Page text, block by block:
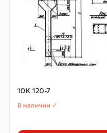
10К 120-7
В наличии ✓